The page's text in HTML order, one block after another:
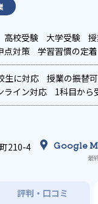
高校受験 大学受験
点対策 学習習慣の定着
推薦入試対策
学校
生に対応
授業の振替
ライン対応 1科目から
受講可
210-4 Google
最
評判・口コミ